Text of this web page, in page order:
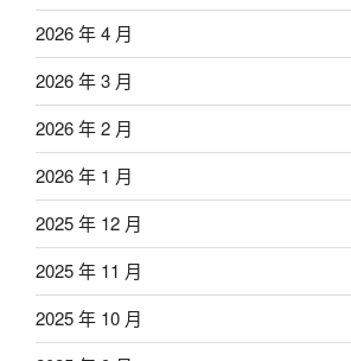
2026 年 4 月
2026 年 3 月
2026 年 2 月
2026 年 1 月
2025 年 12 月
2025 年 11 月
2025 年 10 月